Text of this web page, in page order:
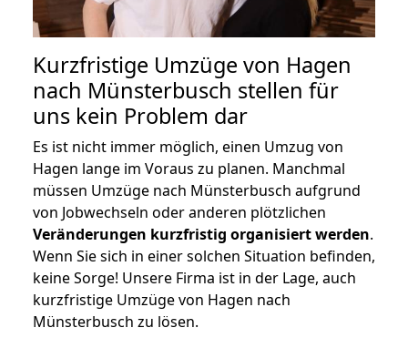
Kurzfristige Umzüge von Hagen
nach Münsterbusch stellen für
uns kein Problem dar
Es ist nicht immer möglich, einen Umzug von
Hagen lange im Voraus zu planen. Manchmal
müssen Umzüge nach Münsterbusch aufgrund
von Jobwechseln oder anderen plötzlichen
Veränderungen kurzfristig organisiert werden.
Wenn Sie sich in einer solchen Situation befinden,
keine Sorge! Unsere Firma ist in der Lage, auch
kurzfristige Umzüge von Hagen nach
Münsterbusch zu lösen.